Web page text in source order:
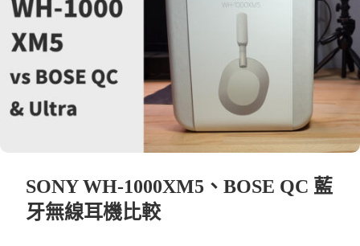
SONY WH-1000XM5、BOSE QC 藍
牙無線耳機比較